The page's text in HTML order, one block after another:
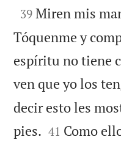

39 Miren mis
Tóquenme y
espíritu no tiene
ven que yo los
decir esto les
pies. 

41 Como